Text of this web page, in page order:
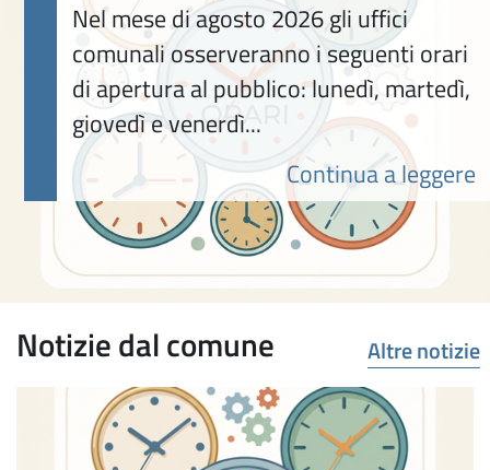
Nel mese di agosto 2026 gli uffici
comunali osserveranno i seguenti orari
di apertura al pubblico: lunedì, martedì,
giovedì e venerdì...
Continua a leggere
Notizie dal comune Altre notizie